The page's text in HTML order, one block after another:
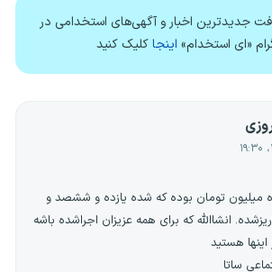
جدیدترین اخبار و آگهی‌های استخدامی در
«ای استخدام» اینجاکلیک کنید
میلیون تومان بوده که شده یازده و ششصد و
انشاالله که برای همه عزیزان اجراشده باشه
هستید
ساتا